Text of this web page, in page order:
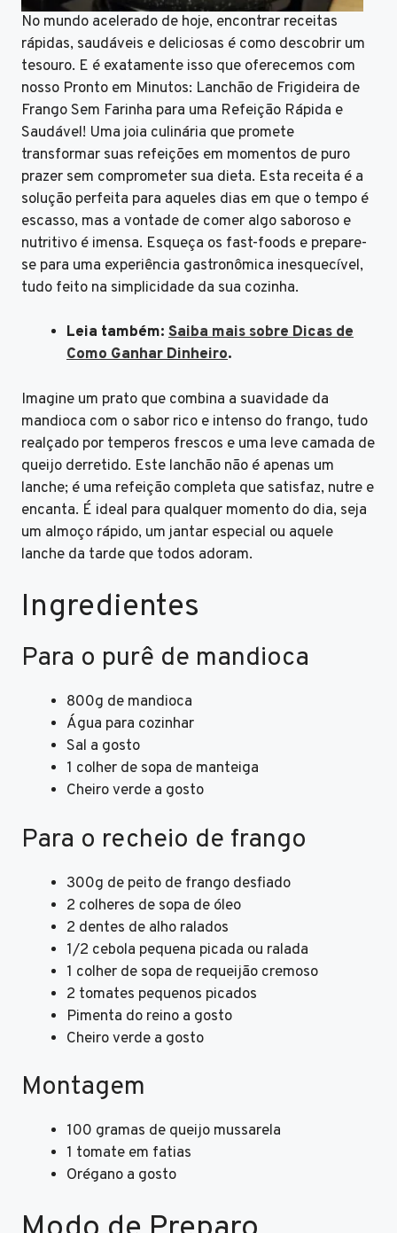
No mundo acelerado de hoje, encontrar receitas
rápidas, saudáveis e deliciosas é como descobrir um
tesouro. E é exatamente isso que oferecemos com
nosso Pronto em Minutos: Lanchão de Frigideira de
Frango Sem Farinha para uma Refeição Rápida e
Saudável! Uma joia culinária que promete
transformar suas refeições em momentos de puro
prazer sem comprometer sua dieta. Esta receita é a
solução perfeita para aqueles dias em que o tempo é
escasso, mas a vontade de comer algo saboroso e
nutritivo é imensa. Esqueça os fast-foods e prepare-
se para uma experiência gastronômica inesquecível,
tudo feito na simplicidade da sua cozinha.
Leia também: Saiba mais sobre Dicas de
Como Ganhar Dinheiro.
Imagine um prato que combina a suavidade da
mandioca com o sabor rico e intenso do frango, tudo
realçado por temperos frescos e uma leve camada de
queijo derretido. Este lanchão não é apenas um
lanche; é uma refeição completa que satisfaz, nutre e
encanta. É ideal para qualquer momento do dia, seja
um almoço rápido, um jantar especial ou aquele
lanche da tarde que todos adoram.
Ingredientes
Para o purê de mandioca
800g de mandioca
Água para cozinhar
Sal a gosto
1 colher de sopa de manteiga
Cheiro verde a gosto
Para o recheio de frango
300g de peito de frango desfiado
2 colheres de sopa de óleo
2 dentes de alho ralados
1/2 cebola pequena picada ou ralada
1 colher de sopa de requeijão cremoso
2 tomates pequenos picados
Pimenta do reino a gosto
Cheiro verde a gosto
Montagem
100 gramas de queijo mussarela
1 tomate em fatias
Orégano a gosto